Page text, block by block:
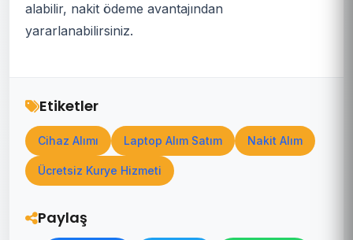
alabilir, nakit ödeme avantajından
yararlanabilirsiniz.
Etiketler
Cihaz Alımı Laptop Alım Satım Nakit Alım
Ücretsiz Kurye Hizmeti
Paylaş